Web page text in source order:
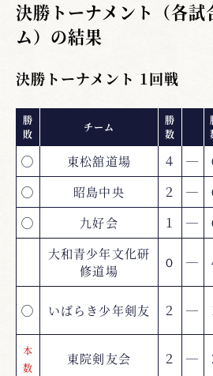
決勝トーナメント（各試
ム）の結果
決勝トーナメント 1回戦
勝
敗
チーム
勝
数
◯ 東松舘道場 ４ ―
◯
昭島中央 ２ ―
◯
九好会 １ ―
大和青少年文化研
修道場
０ ―
◯ いばらき少年剣友 ２ ―
本
数
東院剣友会 ２ ―